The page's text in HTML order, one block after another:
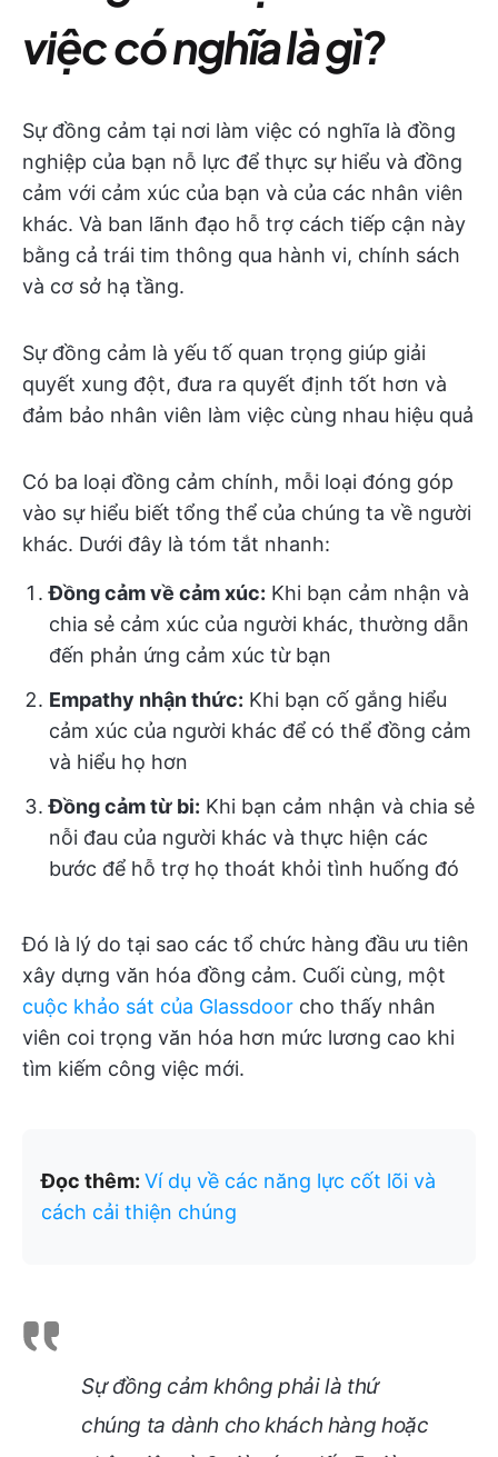
việc có nghĩa là gì?
Sự đồng cảm tại nơi làm việc có nghĩa là đồng
nghiệp của bạn nỗ lực để thực sự hiểu và đồng
cảm với cảm xúc của bạn và của các nhân viên
khác. Và ban lãnh đạo hỗ trợ cách tiếp cận này
bằng cả trái tim thông qua hành vi, chính sách
và cơ sở hạ tầng.
Sự đồng cảm là yếu tố quan trọng giúp giải
quyết xung đột, đưa ra quyết định tốt hơn và
đảm bảo nhân viên làm việc cùng nhau hiệu quả
Có ba loại đồng cảm chính, mỗi loại đóng góp
vào sự hiểu biết tổng thể của chúng ta về người
khác. Dưới đây là tóm tắt nhanh:
Đồng cảm về cảm xúc: Khi bạn cảm nhận và
chia sẻ cảm xúc của người khác, thường dẫn
đến phản ứng cảm xúc từ bạn
Empathy nhận thức: Khi bạn cố gắng hiểu
cảm xúc của người khác để có thể đồng cảm
và hiểu họ hơn
Đồng cảm từ bi: Khi bạn cảm nhận và chia sẻ
nỗi đau của người khác và thực hiện các
bước để hỗ trợ họ thoát khỏi tình huống đó
Đó là lý do tại sao các tổ chức hàng đầu ưu tiên
xây dựng văn hóa đồng cảm. Cuối cùng, một
cuộc khảo sát của Glassdoor cho thấy nhân
viên coi trọng văn hóa hơn mức lương cao khi
tìm kiếm công việc mới.
Đọc thêm: Ví dụ về các năng lực cốt lõi và
cách cải thiện chúng
Sự đồng cảm không phải là thứ
chúng ta dành cho khách hàng hoặc